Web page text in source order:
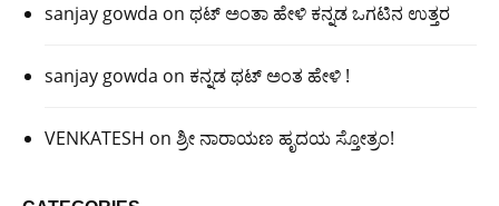
sanjay gowda on ಥಟ್ ಅಂತಾ ಹೇಳಿ ಕನ್ನಡ ಒಗಟಿನ ಉತ್ತರ
sanjay gowda on ಕನ್ನಡ ಥಟ್ ಅಂತ ಹೇಳಿ !
VENKATESH on ಶ್ರೀ ನಾರಾಯಣ ಹೃದಯ ಸ್ತೋತ್ರಂ!